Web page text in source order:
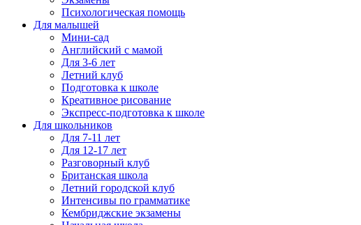
Психологическая помощь
Для малышей
Мини-сад
Английский с мамой
Для 3-6 лет
Летний клуб
Подготовка к школе
Креативное рисование
Экспресс-подготовка к школе
Для школьников
Для 7-11 лет
Для 12-17 лет
Разговорный клуб
Британская школа
Летний городской клуб
Интенсивы по грамматике
Кембриджские экзамены